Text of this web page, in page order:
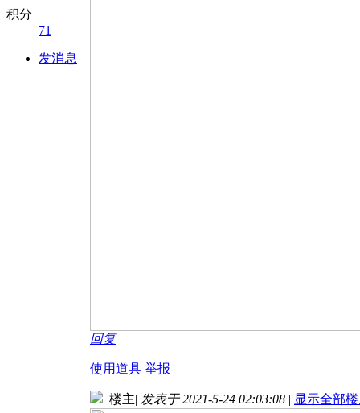
积分
71
发消息
回复
使用道具 举报
楼主| 发表于 2021-5-24 02:03:08 | 显示全部